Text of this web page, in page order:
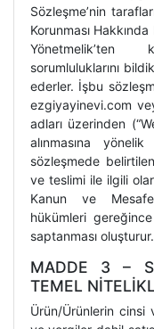
Sözleşme’nin
Korunması
sorumluluklarını
ederler. İşbu
ezgiyayinevi.com
adları üzerinden
alınmasına
sözleşmede
ve teslimi ile ilgili
Kanun ve
hükümleri
saptanması oluşturur.
MADDE 3 –
TEMEL
Ürün/Ürünlerin cinsi